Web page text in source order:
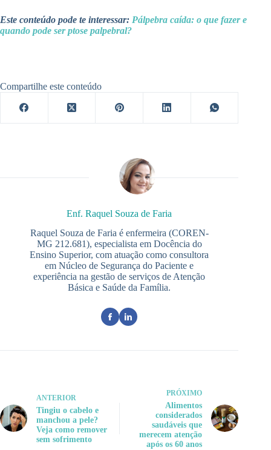
Este conteúdo pode te interessar: Pálpebra caída: o que fazer e
quando pode ser ptose palpebral?
Compartilhe este conteúdo
Enf. Raquel Souza de Faria
Raquel Souza de Faria é enfermeira (COREN-
MG 212.681), especialista em Docência do
Ensino Superior, com atuação como consultora
em Núcleo de Segurança do Paciente e
experiência na gestão de serviços de Atenção
Básica e Saúde da Família.
ANTERIOR
Tingiu o cabelo e
manchou a pele?
Veja como remover
sem sofrimento
PRÓXIMO
Alimentos
considerados
saudáveis que
merecem atenção
após os 60 anos